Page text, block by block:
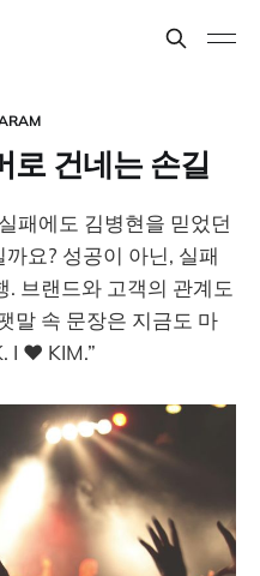
로 건네는 손길
패에도 김병현을 믿었던
요? 성공이 아닌, 실패
. 브랜드와 고객의 관계도
말 속 문장은 지금도 마
I ♥ KIM.”